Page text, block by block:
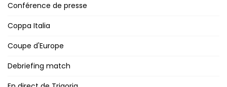
Conférence de presse
Coppa Italia
Coupe d'Europe
Debriefing match